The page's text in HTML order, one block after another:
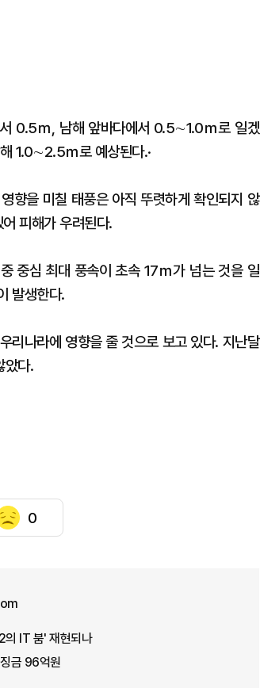
0.5ｍ, 남해 앞바다에서 0.5∼1.0ｍ로 일겠
1.0∼2.5ｍ로 예상된다.·
향을 미칠 태풍은 아직 뚜렷하게 확인되지 않
피해가 우려된다.
중심 최대 풍속이 초속 17ｍ가 넘는 것을 일
발생한다.
리나라에 영향을 줄 것으로 보고 있다. 지난달
았다.
0
의 IT 붐' 재현되나
금 96억원